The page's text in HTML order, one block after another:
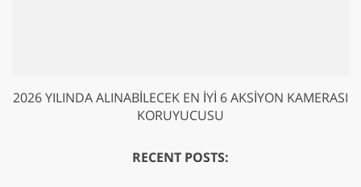
2026 YILINDA ALINABILECEK EN İYI 6 AKSIYON KAMERASI
KORUYUCUSU
RECENT POSTS: